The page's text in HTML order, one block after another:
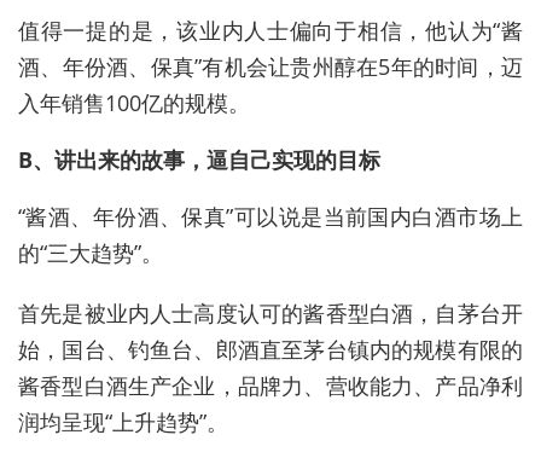
值得一提的是，该业内人士偏向于相信，他认为“酱
酒、年份酒、保真”有机会让贵州醇在5年的时间，迈
入年销售100亿的规模。
B、讲出来的故事，逼自己实现的目标
“酱酒、年份酒、保真”可以说是当前国内白酒市场上
的“三大趋势”。
首先是被业内人士高度认可的酱香型白酒，自茅台开
始，国台、钓鱼台、郎酒直至茅台镇内的规模有限的
酱香型白酒生产企业，品牌力、营收能力、产品净利
润均呈现“上升趋势”。